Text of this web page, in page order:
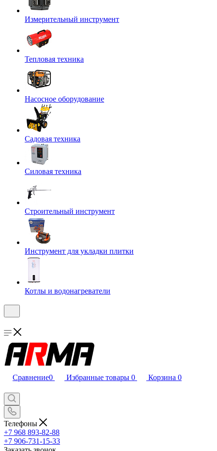
Измерительный инструмент
Тепловая техника
Насосное оборудование
Садовая техника
Силовая техника
Строительный инструмент
Инструмент для укладки плитки
Котлы и водонагреватели
Сравнение0 Избранные товары 0 Корзина 0
Телефоны
+7 968 893-82-88
+7 906-731-15-33